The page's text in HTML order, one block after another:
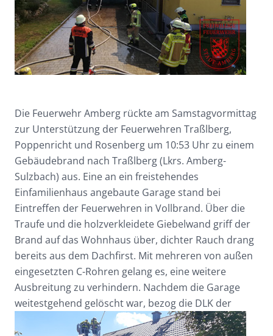
Die Feuerwehr Amberg rückte am Samstagvormittag
zur Unterstützung der Feuerwehren Traßlberg,
Poppenricht und Rosenberg um 10:53 Uhr zu einem
Gebäudebrand nach Traßlberg (Lkrs. Amberg-
Sulzbach) aus. Eine an ein freistehendes
Einfamilienhaus angebaute Garage stand bei
Eintreffen der Feuerwehren in Vollbrand. Über die
Traufe und die holzverkleidete Giebelwand griff der
Brand auf das Wohnhaus über, dichter Rauch drang
bereits aus dem Dachfirst. Mit mehreren von außen
eingesetzten C-Rohren gelang es, eine weitere
Ausbreitung zu verhindern. Nachdem die Garage
weitestgehend gelöscht war, bezog die DLK der